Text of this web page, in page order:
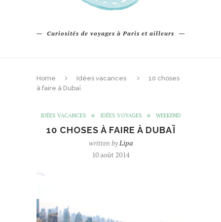
Curiosités de voyages à Paris et ailleurs
Home Idées vacances
10 choses
à faire à Dubaï
IDÉES VACANCES IDÉES VOYAGES WEEKEND
10 CHOSES À FAIRE À DUBAÏ
written byLipa
10 août 2014